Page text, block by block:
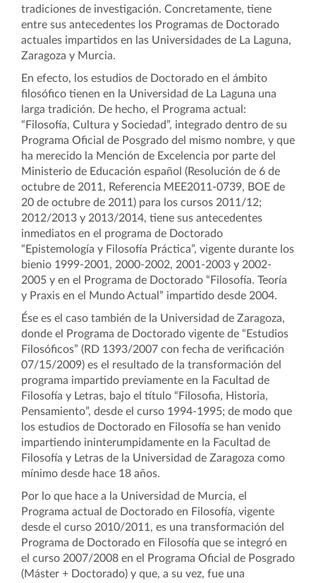
tradiciones de investigación. Concretamente, tiene
entre sus antecedentes los Programas de Doctorado
actuales impartidos en las Universidades de La Laguna,
Zaragoza y Murcia.
En efecto, los estudios de Doctorado en el ámbito
filosófico tienen en la Universidad de La Laguna una
larga tradición. De hecho, el Programa actual:
“Filosofía, Cultura y Sociedad”, integrado dentro de su
Programa Oficial de Posgrado del mismo nombre, y que
ha merecido la Mención de Excelencia por parte del
Ministerio de Educación español (Resolución de 6 de
octubre de 2011, Referencia MEE2011-0739, BOE de
20 de octubre de 2011) para los cursos 2011/12;
2012/2013 y 2013/2014, tiene sus antecedentes
inmediatos en el programa de Doctorado
“Epistemología y Filosofía Práctica”, vigente durante los
bienio 1999-2001, 2000-2002, 2001-2003 y 2002-
2005 y en el Programa de Doctorado “Filosofía. Teoría
y Praxis en el Mundo Actual” impartido desde 2004.
Ése es el caso también de la Universidad de Zaragoza,
donde el Programa de Doctorado vigente de “Estudios
Filosóficos” (RD 1393/2007 con fecha de verificación
07/15/2009) es el resultado de la transformación del
programa impartido previamente en la Facultad de
Filosofía y Letras, bajo el título “Filosofia, Historia,
Pensamiento”, desde el curso 1994-1995; de modo que
los estudios de Doctorado en Filosofía se han venido
impartiendo ininterumpidamente en la Facultad de
Filosofía y Letras de la Universidad de Zaragoza como
mínimo desde hace 18 años.
Por lo que hace a la Universidad de Murcia, el
Programa actual de Doctorado en Filosofía, vigente
desde el curso 2010/2011, es una transformación del
Programa de Doctorado en Filosofía que se integró en
el curso 2007/2008 en el Programa Oficial de Posgrado
(Máster + Doctorado) y que, a su vez, fue una